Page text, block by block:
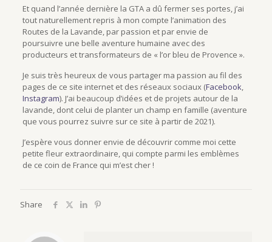
Et quand l’année dernière la GTA a dû fermer ses portes, j’ai
tout naturellement repris à mon compte l’animation des
Routes de la Lavande, par passion et par envie de
poursuivre une belle aventure humaine avec des
producteurs et transformateurs de « l’or bleu de Provence ».
Je suis très heureux de vous partager ma passion au fil des
pages de ce site internet et des réseaux sociaux (Facebook,
Instagram). J’ai beaucoup d’idées et de projets autour de la
lavande, dont celui de planter un champ en famille (aventure
que vous pourrez suivre sur ce site à partir de 2021).
J’espère vous donner envie de découvrir comme moi cette
petite fleur extraordinaire, qui compte parmi les emblèmes
de ce coin de France qui m’est cher !
Share